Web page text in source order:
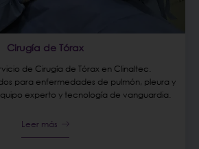
Cirugía de Tórax
de Cirugía de Tórax en Clinaltec.
para enfermedades de pulmón, pleura y
experto y tecnología de vanguardia.
Leer más